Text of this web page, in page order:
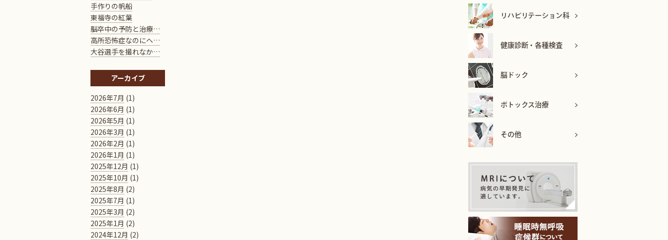
手作りの帆船
東福寺の紅葉
脳卒中の予防と治療…
高所恐怖症なのにヘ…
大谷選手を撮れなか…
アーカイブ
2026年7月 (1)
2026年6月 (1)
2026年5月 (1)
2026年3月 (1)
2026年2月 (1)
2026年1月 (1)
2025年12月 (1)
2025年10月 (1)
2025年8月 (2)
2025年7月 (1)
2025年3月 (2)
2025年1月 (2)
2024年12月 (2)
リハビリテーション科
健康診断・各種検査
脳ドック
ボトックス治療
その他